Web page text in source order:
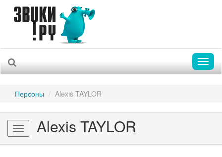
Персоны Alexis TAYLOR
Toggle
navigation
Alexis TAYLOR